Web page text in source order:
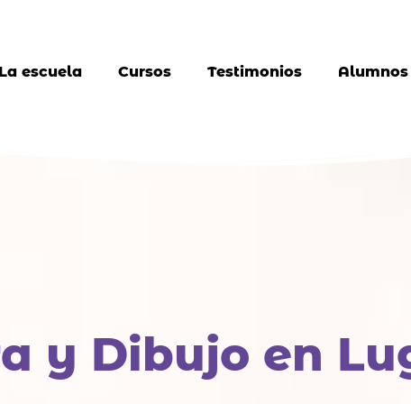
La escuela Cursos Testimonios Alumnos
y Dibujo en